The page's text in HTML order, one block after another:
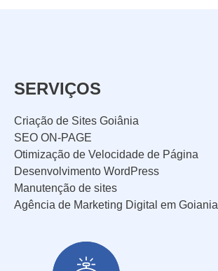
SERVIÇOS
Criação de Sites Goiânia
SEO ON-PAGE
Otimização de Velocidade de Página
Desenvolvimento WordPress
Manutenção de sites
Agência de Marketing Digital em Goiania